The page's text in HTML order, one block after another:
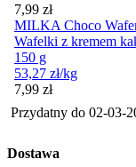
Cena
7,99 zł
MILKA Choco
Wafelki z kremem
150 g
53,27 zł/kg
Cena
7,99 zł
Przydatny do 02-03-
Dostawa